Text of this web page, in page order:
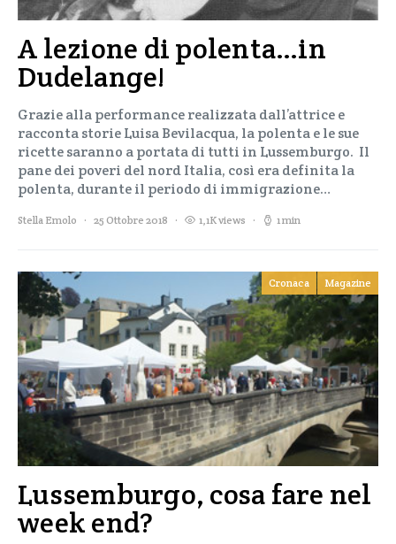
A lezione di polenta…in
Dudelange!
Grazie alla performance realizzata dall’attrice e
racconta storie Luisa Bevilacqua, la polenta e le sue
ricette saranno a portata di tutti in Lussemburgo. Il
pane dei poveri del nord Italia, così era definita la
polenta, durante il periodo di immigrazione…
Stella Emolo 25 Ottobre 2018 1,1K views 1 min
Cronaca Magazine
Lussemburgo, cosa fare nel
week end?